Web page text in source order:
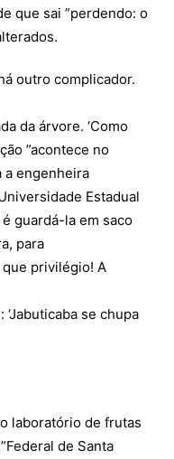
que sai ”perdendo: o
outro complicador.
da árvore. ‘Como
”acontece no
a engenheira
Estadual
guardá-la em saco
para
privilégio! A
se chupa
laboratório de frutas
de Santa